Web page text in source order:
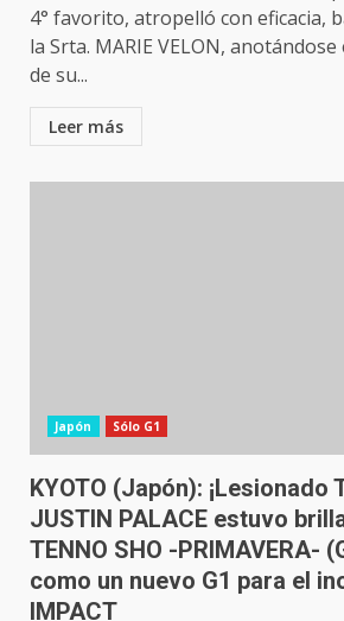
4° favorito, atropelló con eficacia,
la Srta. MARIE VELON,
de su...
Leer más
Japón Sólo G1
KYOTO (Japón): ¡Lesionado
JUSTIN PALACE estuvo
TENNO SHO -PRIMAVERA-
como un nuevo G1 para el
IMPACT